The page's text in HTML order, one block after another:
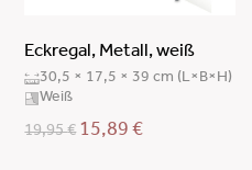
natur
Walnussholz
Metall (Stahl) /Holz
Metall
Eckregal, Metall, weiß
30,5 × 17,5 × 39 cm (L×B×H)
Weiß
19,95€ 15,89€